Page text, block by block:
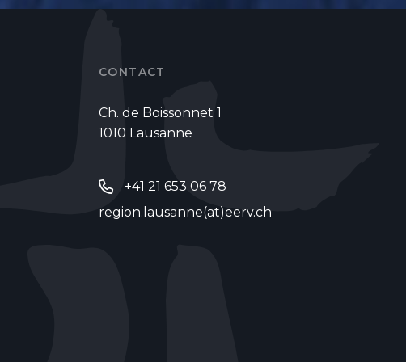
CONTACT
Ch. de Boissonnet 1
1010 Lausanne
+41 21 653 06 78
region.lausanne(at)eerv.ch